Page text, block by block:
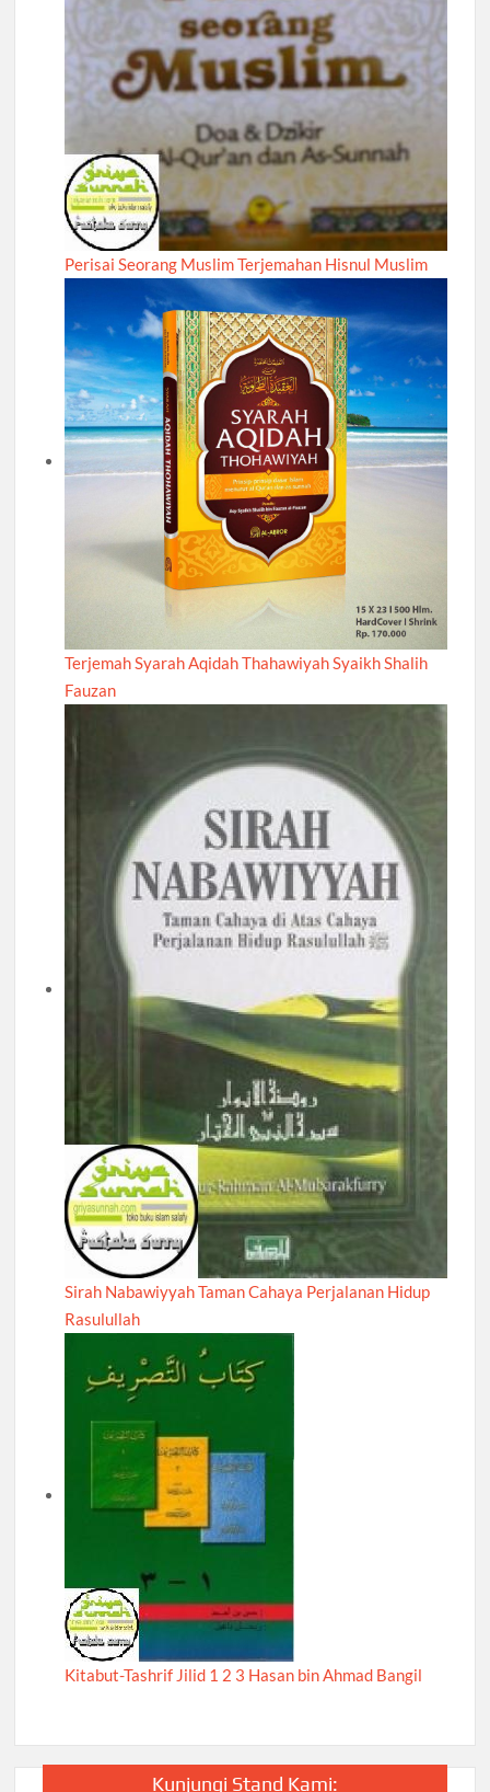
Perisai Seorang Muslim Terjemahan Hisnul Muslim
Terjemah Syarah Aqidah Thahawiyah Syaikh Shalih
Fauzan
Sirah Nabawiyyah Taman Cahaya Perjalanan Hidup
Rasulullah
Kitabut-Tashrif Jilid 1 2 3 Hasan bin Ahmad Bangil
Kunjungi Stand Kami: